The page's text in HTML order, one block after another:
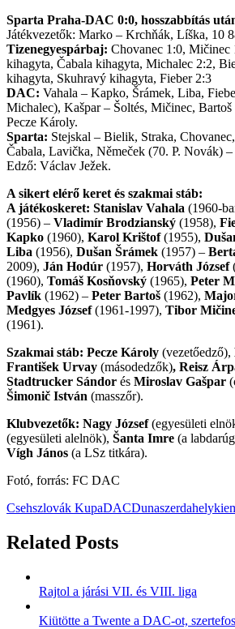
Sparta Praha-DAC 0:0, hosszabbítás
Játékvezetők: Marko – Krchňák, Líška, 10
Tizenegyespárbaj: Chovanec 1:0,
kihagyta, Čabala kihagyta, Michalec 2:2,
kihagyta, Skuhravý kihagyta, Fieber 2:3
DAC: Vahala – Kapko, Šrámek, Liba,
Michalec), Kašpar – Šoltés, Mičinec,
Pecze Károly.
Sparta: Stejskal – Bielik, Straka,
Čabala, Lavička, Němeček (70. P. Novák)
Edző: Václav Ježek.
A sikert elérő keret és szakmai stáb:
A játékoskeret: Stanislav Vahala (1960-
(1956) – Vladimír Brodzianský (1958),
Kapko (1960), Karol Krištof(1955),
Liba (1956), Dušan Šrámek (1957) –
2009), Ján Hodúr (1957), Horváth József
(1960), Tomáš Kosňovský (1965), Peter
Pavlík (1962) – Peter Bartoš (1962),
Medgyes József(1961-1997), Tibor
(1961).
Szakmai stáb: Pecze Károly (vezetőedző),
František Urvay (másodedzők), Reisz
Stadtrucker Sándor és Miroslav Gašpar
Šimonič István (masszőr).
Klubvezetők: Nagy József(egyesületi
(egyesületi alelnök), Šanta Imre (a
Vígh János (a LSz titkára).
Fotó, forrás: FC DAC
Csehszlovák KupaDACDunaszerdahely
Related Posts
Rajtol a járási VII. és VIII. liga
Kiütötte a Twente a DAC-ot,